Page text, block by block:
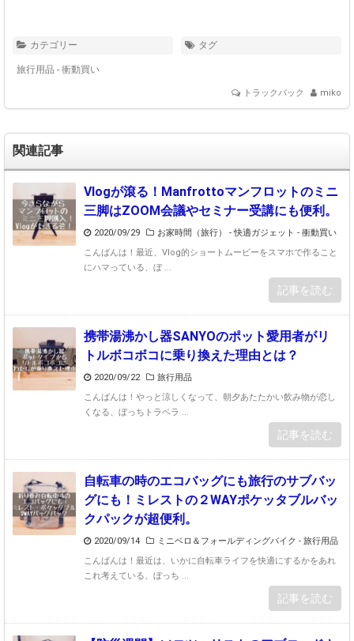
カテゴリー
旅行用品 - 衝動買い
タグ
トラックバック miko
関連記事
Vlogが滾る！Manfrottoマンフロットのミニ
三脚はZOOM会議やセミナー受講にも便利。
2020/09/29 お家時間（旅行） -快適ガジェット - 衝動買い
こんばんは！最近、Vlog的ショートムービーをスマホで作ること
にハマっている、ぼ ...
記事を読む
携帯湯沸かし器SANYOのポット愛用者がリ
トルボコボコに乗り換えた理由とは？
2020/09/22
旅行用品
こんばんは！やっと涼しくなって、朝夕あたたかい飲み物が恋し
くなる、ぼっちトラベラ ...
記事を読む
自転車の時のエコバッグにも旅行のサブバッ
グにも！ミレストの２WAYポケッタブルバッ
クパックが超便利。
2020/09/14 ミニベロ＆フォールディングバイク - 旅行用品
こんばんは！最近は、いかに自転車ライフを快適にするかをあれ
これ考えている、ぼっち ...
記事を読む